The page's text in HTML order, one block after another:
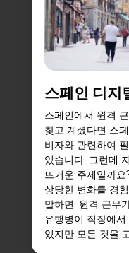
스페인 디지
스페인에서 원격
찾고 계셨다면 스
비자와 관련하여
있습니다. 그런데
뜨거운 주제일까
상당한 변화를 경
말하면, 원격 근무
유행병이 직장에
있지만 모든 것을